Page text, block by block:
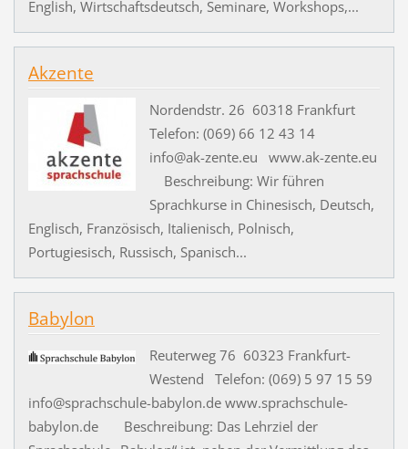
English, Wirtschaftsdeutsch, Seminare, Workshops,...
Akzente
Nordendstr. 26 60318 Frankfurt
Telefon: (069) 66 12 43 14
info@ak-zente.eu www.ak-zente.eu
Beschreibung: Wir führen
Sprachkurse in Chinesisch, Deutsch,
Englisch, Französisch, Italienisch, Polnisch,
Portugiesisch, Russisch, Spanisch...
Babylon
Reuterweg 76 60323 Frankfurt-
Westend Telefon: (069) 5 97 15 59
info@sprachschule-babylon.de www.sprachschule-
babylon.de Beschreibung: Das Lehrziel der